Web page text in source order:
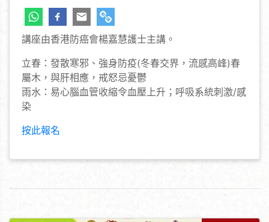
講座由香港防癌會楊嘉慧護士主講。
立春：發散寒邪、強身防疫(冬春交界，流感高峰)春
屬木，與肝相應，戒怒忌憂鬱
雨水：易心腦血管收縮令血壓上升；呼吸系統刺激/感
染
按此報名